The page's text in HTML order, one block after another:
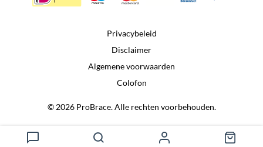
© 2026 ProBrace. Alle rechten voorbehouden.
Privacybeleid
Disclaimer
Algemene voorwaarden
Colofon
Realisatie door: Dtch. Digitals